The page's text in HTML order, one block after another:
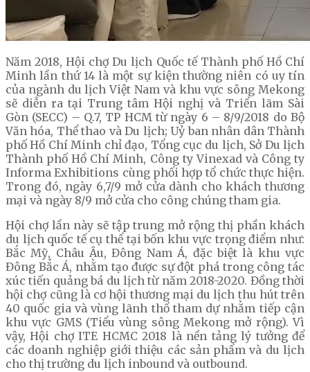
Năm 2018, Hội chợ Du lịch Quốc tế Thành phố Hồ Chí
Minh lần thứ 14 là một sự kiện thường niên có uy tín
của ngành du lịch Việt Nam và khu vực sông Mekong
sẽ diễn ra tại Trung tâm Hội nghị và Triển lãm Sài
Gòn (SECC) – Q.7, TP HCM từ ngày 6 – 8/9/2018 do Bộ
Văn hóa, Thể thao và Du lịch; Uỷ ban nhân dân Thành
phố Hồ Chí Minh chỉ đạo, Tổng cục du lịch, Sở Du lịch
Thành phố Hồ Chí Minh, Công ty Vinexad và Công ty
Informa Exhibitions cùng phối hợp tổ chức thực hiện.
Trong đó, ngày 6,7/9 mở cửa dành cho khách thương
mại và ngày 8/9 mở cửa cho công chúng tham gia.
Hội chợ lần này sẽ tập trung mở rộng thị phần khách
du lịch quốc tế cụ thể tại bốn khu vực trọng điểm như:
Bắc Mỹ, Châu Âu, Đông Nam Á, đặc biệt là khu vực
Đông Bắc Á, nhằm tạo được sự đột phá trong công tác
xúc tiến quảng bá du lịch từ năm 2018-2020. Đồng thời
hội chợ cũng là cơ hội thương mại du lịch thu hút trên
40 quốc gia và vùng lãnh thổ tham dự nhằm tiếp cận
khu vực GMS (Tiểu vùng sông Mekong mở rộng). Vì
vậy, Hội chợ ITE HCMC 2018 là nền tảng lý tưởng để
các doanh nghiệp giới thiệu các sản phẩm và du lịch
cho thị trường du lịch inbound và outbound.